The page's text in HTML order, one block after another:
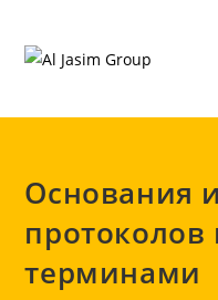
content
Основания
терминами